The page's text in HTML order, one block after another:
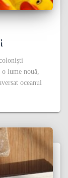
o lume nouă,
oceanul